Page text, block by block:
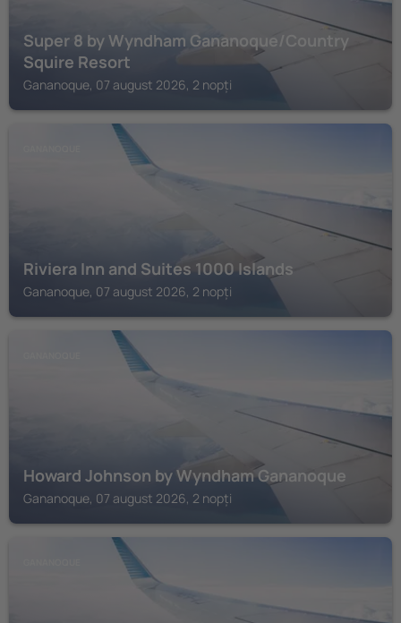
Super 8 by Wyndham Gananoque/Country
Squire Resort
Gananoque, 07 august 2026, 2 nopți
Riviera Inn and Suites 1000 Islands
Gananoque, 07 august 2026, 2 nopți
Howard Johnson by Wyndham Gananoque
Gananoque, 07 august 2026, 2 nopți